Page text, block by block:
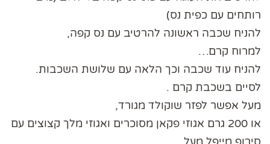
רותחים עם כפית נס)
להניח שכבה ראשונה להרטיב עם נס קפה,
למרוח קרם…
להניח עוד שכבה וכך הלאה עם שלושת השכבות.
לסיים בשכבת קרם .
מעל אפשר לפזר שוקולד מגורד,
או 200 גרם אגוזי פקאן מסוכרים ואגוזי מלך קצוצים עם